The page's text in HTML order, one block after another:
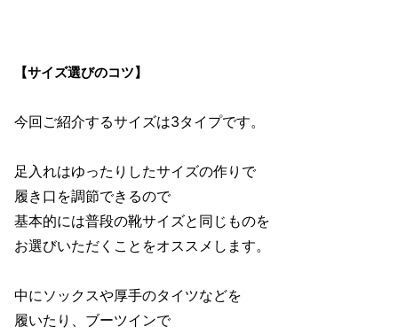
【サイズ選びのコツ】
今回ご紹介するサイズは3タイプです。
足入れはゆったりしたサイズの作りで
履き口を調節できるので
基本的には普段の靴サイズと同じものを
お選びいただくことをオススメします。
中にソックスや厚手のタイツなどを
履いたり、ブーツインで